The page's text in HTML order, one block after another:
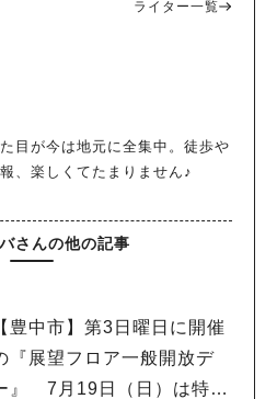
ライター一覧
目が今は地元に全集中。徒歩や
、楽しくてたまりません♪
さんの他の記事
【豊中市】第3日曜日に開催
『展望フロア一般開放デ
』 7月19日（日）は特別